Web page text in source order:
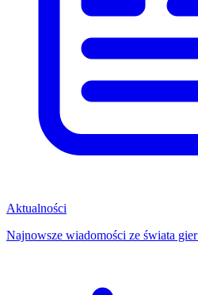
Aktualności
Najnowsze wiadomości ze świata